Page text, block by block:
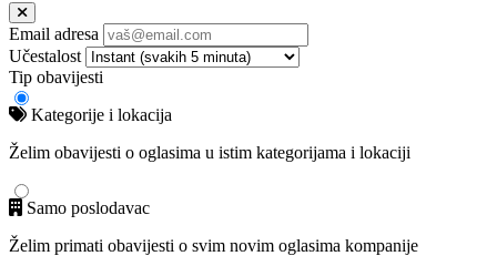
Email adresa
Učestalost
Tip obavijesti
Kategorije i lokacija
Želim obavijesti o oglasima u istim kategorijama i lokaciji
Samo poslodavac
Želim primati obavijesti o svim novim oglasima kompanije